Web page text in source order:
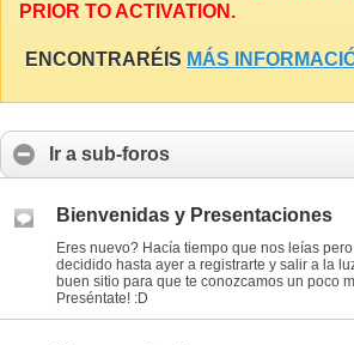
PRIOR TO ACTIVATION.
ENCONTRARÉIS MÁS
Ir a sub-foros
Bienvenidas y Presentaciones
Eres nuevo? Hacía tiempo que nos leías
decidido hasta ayer a registrarte y salir a la
buen sitio para que te conozcamos un poco
Preséntate! :D